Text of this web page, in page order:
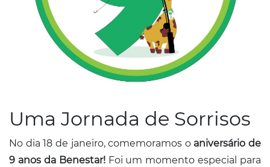
Uma Jornada de Sorrisos
No dia 18 de janeiro, comemoramos o aniversário de
9 anos da Benestar!Foi um momento especial para